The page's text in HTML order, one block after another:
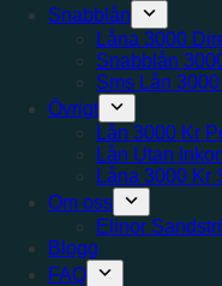
Snabblån
Låna 3000
Snabblån
Sms Lån
Övrigt
Lån 3000 Kr
Lån Utan
Låna 3000 Kr
Om oss
Elinor
Blogg
FAQ